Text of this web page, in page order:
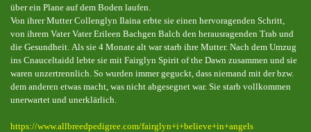
über ein Plane auf dem Boden laufen.
Von ihrer Mutter Collenglyn Ilaina erbte sie einen hervoragenden Schritt,
von ihrem Vater Vater Erileen Bachgen Balch den herausragenden Trab und
die Gesundheit. Als sie 4 Monate alt war starb ihre Mutter. Nach dem Umzug
ins Cnauceltaidd lebte sie mit Fairglyn Spirit of the Dawn zusammen und sie
waren unzertrennlich. So wurden immer geguckt, dass niemand mit der bzw.
dem anderen etwas macht, was nicht abgesegnet war. Sie starb vollkommen
unerwartet und unerklärlich.
https://www.allbreedpedigree.com/fairglyn+i+believe+in+angels